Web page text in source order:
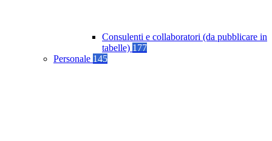
Consulenti e collaboratori (da pubblicare in
tabelle) 177
Personale 145